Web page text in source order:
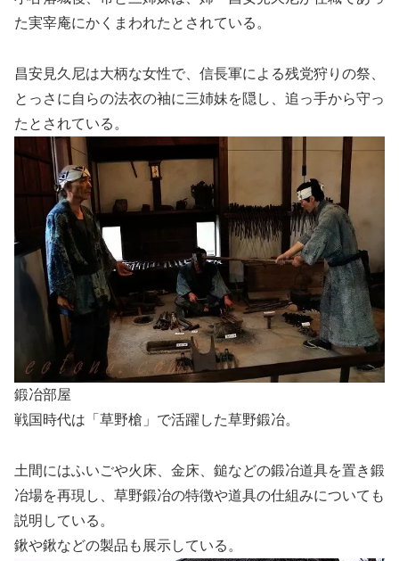
た実宰庵にかくまわれたとされている。
昌安見久尼は大柄な女性で、信長軍による残党狩りの祭、
とっさに自らの法衣の袖に三姉妹を隠し、追っ手から守っ
たとされている。
鍛冶部屋
戦国時代は「草野槍」で活躍した草野鍛冶。
土間にはふいごや火床、金床、鎚などの鍛冶道具を置き鍛
冶場を再現し、草野鍛冶の特徴や道具の仕組みについても
説明している。
鍬や鍬などの製品も展示している。